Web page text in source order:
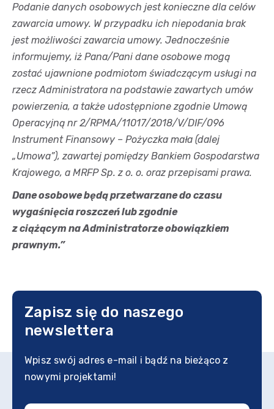
Podanie danych osobowych jest konieczne dla celów
zawarcia umowy. W przypadku ich niepodania brak
jest możliwości zawarcia umowy. Jednocześnie
informujemy, iż Pana/Pani dane osobowe mogą
zostać ujawnione podmiotom świadczącym usługi na
rzecz Administratora na podstawie zawartych umów
powierzenia, a także udostępnione zgodnie Umową
Operacyjną nr 2/RPMA/11017/2018/V/DIF/096
Instrument Finansowy – Pożyczka mała (dalej
„Umowa”), zawartej pomiędzy Bankiem Gospodarstwa
Krajowego, a MRFP Sp. z o. o. oraz przepisami prawa.
Dane osobowe będą przetwarzane do czasu
wygaśnięcia roszczeń lub zgodnie
z ciążącym na Administratorze obowiązkiem
prawnym.”
Zapisz się do naszego
newslettera
Wpisz swój adres e-mail i bądź na bieżąco z
nowymi projektami!